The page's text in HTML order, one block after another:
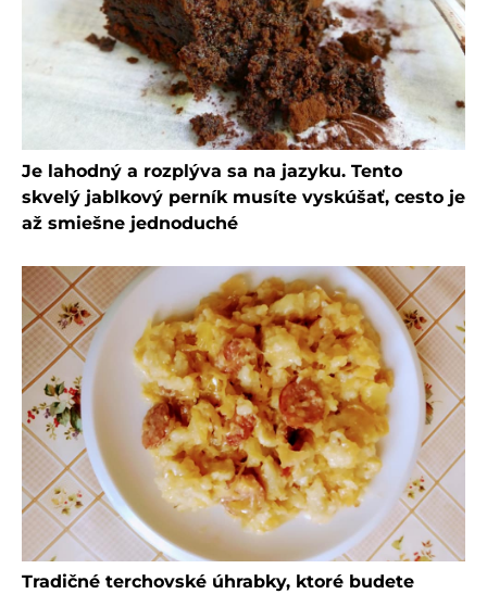
Je lahodný a rozplýva sa na jazyku. Tento
skvelý jablkový perník musíte vyskúšať, cesto je
až smiešne jednoduché
Tradičné terchovské úhrabky, ktoré budete